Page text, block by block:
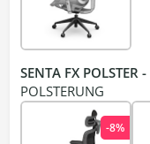
SENTA FX POLSTER -
POLSTERUNG
-8%